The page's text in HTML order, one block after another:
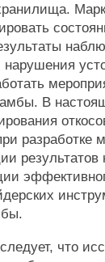
нарушения
В
разработке
что